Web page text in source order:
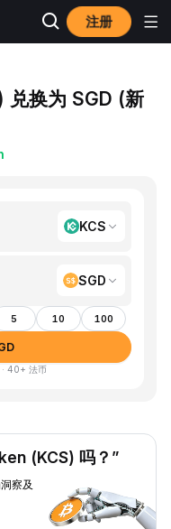
注册
兑换为 SGD (新
KCS
SGD
5 10 100
40+ 法币
(KCS) 吗？”
察及